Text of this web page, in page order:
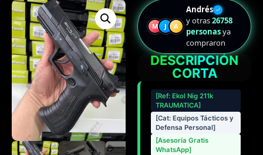
M J A
Andrés ✓
y otras26758
personasya
compraron
DESCRIPCIÓN
CORTA
[Ref: Ekol Nig 211k
TRAUMATICA]
[Cat: Equipos Tácticos y
Defensa Personal]
[Asesoría Gratis
WhatsApp]